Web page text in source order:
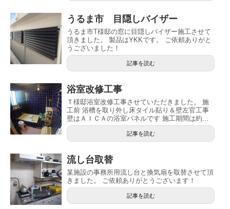
うるま市 目隠しバイザー
うるま市T様邸の窓に目隠しバイザー施工させて
頂きました。 製品はYKKです。 ご依頼ありがと
うございました！
記事を読む
浴室改修工事
Ｔ様邸浴室改修工事させていただきました。 施
工前 浴槽を取り外し床タイル貼り＆壁左官工事
壁はＡＩＣＡの浴室パネルです 施工期間は約...
記事を読む
流し台取替
某施設の事務所用流し台と換気扇を取替させて頂
きました。 ご依頼ありがとうございます！
記事を読む